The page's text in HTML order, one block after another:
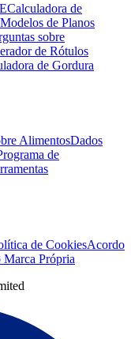
Calculadora de
Modelos de Planos
sobre
de Rótulos
de Gordura
AlimentosDados
de
de CookiesAcordo
Própria